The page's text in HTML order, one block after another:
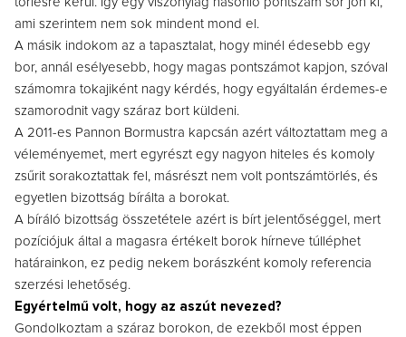
ami szerintem nem sok mindent mond el.
A másik indokom az a tapasztalat, hogy minél édesebb egy
bor, annál esélyesebb, hogy magas pontszámot kapjon, szóval
számomra tokajiként nagy kérdés, hogy egyáltalán érdemes-e
szamorodnit vagy száraz bort küldeni.
A 2011-es Pannon Bormustra kapcsán azért változtattam meg a
véleményemet, mert egyrészt egy nagyon hiteles és komoly
zsűrit sorakoztattak fel, másrészt nem volt pontszámtörlés, és
egyetlen bizottság bírálta a borokat.
A bíráló bizottság összetétele azért is bírt jelentőséggel, mert
pozíciójuk által a magasra értékelt borok hírneve túlléphet
határainkon, ez pedig nekem borászként komoly referencia
szerzési lehetőség.
Egyértelmű volt, hogy az aszút nevezed?
Gondolkoztam a száraz borokon, de ezekből most éppen